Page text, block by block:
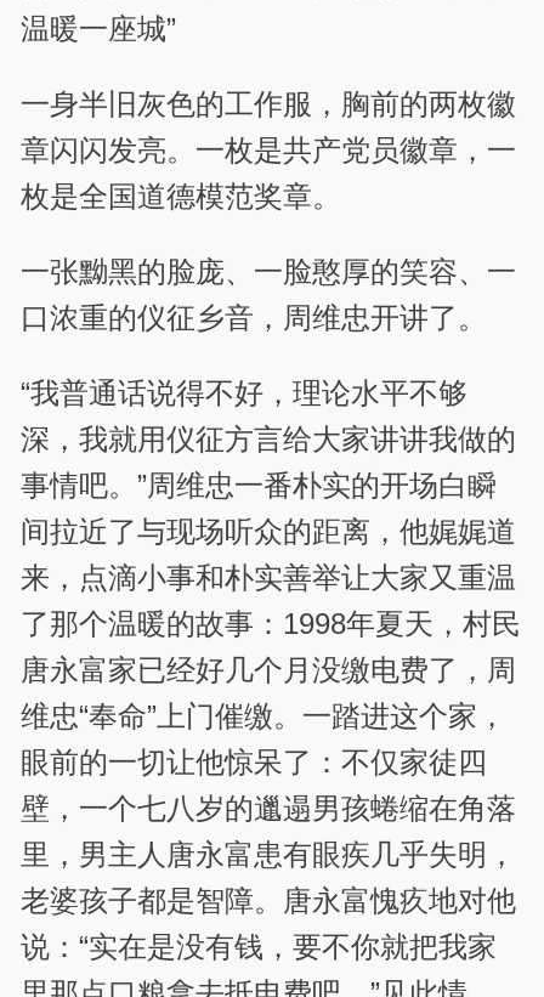
温暖一座城”
一身半旧灰色的工作服，胸前的两枚徽
章闪闪发亮。一枚是共产党员徽章，一
枚是全国道德模范奖章。
一张黝黑的脸庞、一脸憨厚的笑容、一
口浓重的仪征乡音，周维忠开讲了。
“我普通话说得不好，理论水平不够
深，我就用仪征方言给大家讲讲我做的
事情吧。”周维忠一番朴实的开场白瞬
间拉近了与现场听众的距离，他娓娓道
来，点滴小事和朴实善举让大家又重温
了那个温暖的故事：1998年夏天，村民
唐永富家已经好几个月没缴电费了，周
维忠“奉命”上门催缴。一踏进这个家，
眼前的一切让他惊呆了：不仅家徒四
壁，一个七八岁的邋遢男孩蜷缩在角落
里，男主人唐永富患有眼疾几乎失明，
老婆孩子都是智障。唐永富愧疚地对他
说：“实在是没有钱，要不你就把我家